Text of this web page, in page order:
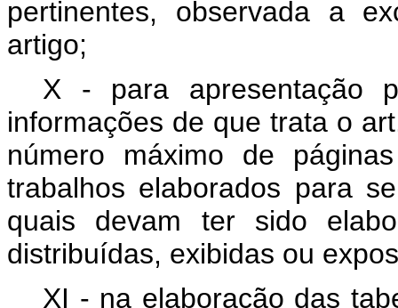
pertinentes, observada a
artigo;
X - para apresentação
informações de que trata o
número máximo de
trabalhos elaborados para
quais devam ter sido
distribuídas, exibidas ou
XI - na elaboração das